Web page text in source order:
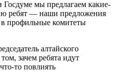
мы предлагаем какие-
ребят — наши предложения
профильные комитеты